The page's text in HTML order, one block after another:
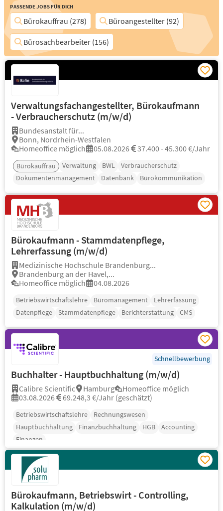
Passende Jobs für Dich
Bürokauffrau (278)
Büroangestellter (92)
Bürosachbearbeiter (156)
Verwaltungsfachangestellter, Bürokaufmann
- Verbraucherschutz (m/w/d)
Bundesanstalt für...
Bonn, Nordrhein-Westfalen
Homeoffice möglich
05.08.2026 37.400 - 45.300 €/Jahr
Bürokauffrau Verwaltung BWL
Verbraucherschutz
Dokumentenmanagement
Datenbank Bürokommunikation
Bürokaufmann - Stammdatenpflege,
Lehrerfassung (m/w/d)
Medizinische Hochschule Brandenburg...
Brandenburg an der Havel,...
Homeoffice möglich
04.08.2026
Betriebswirtschaftslehre Büromanagement
Lehrerfassung
Datenpflege
Stammdatenpflege Berichterstattung CMS
Schnellbewerbung
Buchhalter - Hauptbuchhaltung (m/w/d)
Calibre Scientific Hamburg
Homeoffice möglich
03.08.2026
69.248,3 €/Jahr (geschätzt)
Betriebswirtschaftslehre
Rechnungswesen
Hauptbuchhaltung
Finanzbuchhaltung HGB
Accounting
Finanzen
Bürokaufmann, Betriebswirt - Controlling,
Kalkulation (m/w/d)